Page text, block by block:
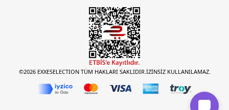
©2026 EXXESELECTION TÜM HAKLARI SAKLIDIR.İZİNSİZ KULLANILAMAZ.